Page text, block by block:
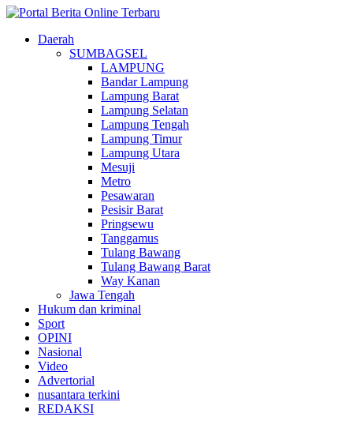
Daerah
SUMBAGSEL
LAMPUNG
Bandar Lampung
Lampung Barat
Lampung Selatan
Lampung Tengah
Lampung Timur
Lampung Utara
Mesuji
Metro
Pesawaran
Pesisir Barat
Pringsewu
Tanggamus
Tulang Bawang
Tulang Bawang Barat
Way Kanan
Jawa Tengah
Hukum dan kriminal
Sport
OPINI
Nasional
Video
Advertorial
nusantara terkini
REDAKSI